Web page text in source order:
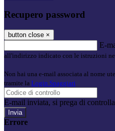
Recupero password
button close ×
E-
all'indirizzo indicato con le istruzioni
Non hai una e-mail associata al nome
tramite la Login Spaggiari
E-mail inviata, si prega di
Errore